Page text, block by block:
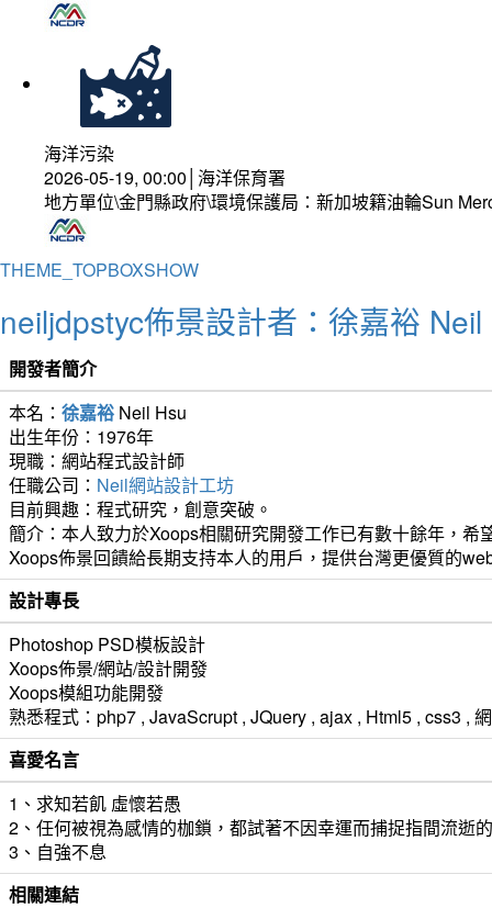
海洋污染
2026-05-19, 00:00│海洋保育署
地方單位\金門縣政府\環境保護局：新加坡籍油輪Sun
THEME_TOPBOXSHOW
neiljdpstyc佈景設計者：徐嘉裕
開發者簡介
本名： 徐嘉裕 Neil Hsu
出生年份：1976年
現職：網站程式設計師
任職公司： Neil網站設計工坊
目前興趣：程式研究，創意突破。
簡介：本人致力於Xoops相關研究開發工作已有數十餘年，
Xoops佈景回饋給長期支持本人的用戶，提供台灣更優質的
設計專長
Photoshop PSD模板設計
Xoops佈景/網站/設計開發
Xoops模組功能開發
熟悉程式：php7 , JavaScrupt , JQuery , ajax , Html5 , css3 ,
喜愛名言
1、求知若飢 虛懷若愚
2、任何被視為感情的枷鎖，都試著不因幸運而捕捉指間流逝
3、自強不息
相關連結